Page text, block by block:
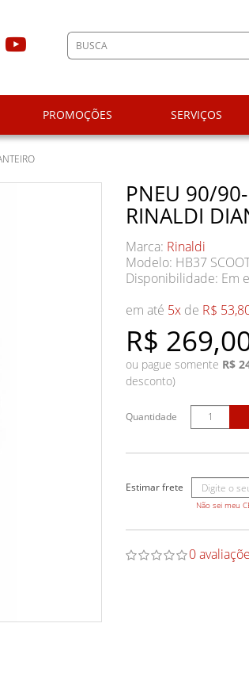
PROMOÇÕES SERVIÇOS
PNEU 90/
RINALDI
Marca: Rinaldi
Modelo: HB37
Disponibilidade: Em
R$
em até 5x de R$
ou pague somente R$
desconto)
Quantidade
Não sei meu
0